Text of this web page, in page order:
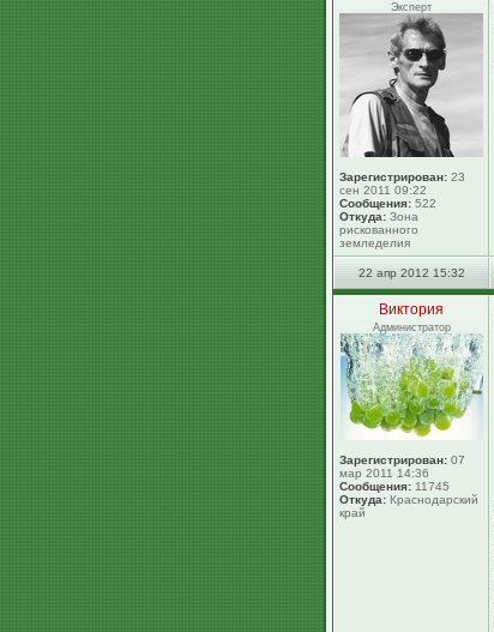
Эксперт
Зарегистрирован: 23
сен 2011 09:22
Сообщения: 522
Откуда: Зона
рискованного
земледелия
22 апр 2012 15:32
Виктория
Администратор
Зарегистрирован: 07
мар 2011 14:36
Сообщения: 11745
Откуда: Краснодарский
край